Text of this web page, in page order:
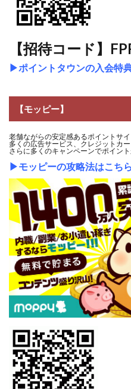
【招待コード】
▶ポイントタウンの入会特
【モッピー】
老舗ながらの安定感あるポイントサイ
多くの広告サービス、クレジットカ
さらに多くのキャンペーンでポイン
▶モッピーの攻略法はこちら